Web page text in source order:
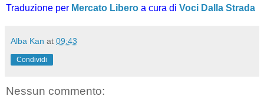
Traduzione per Mercato Libero a cura di Voci Dalla Strada
Alba Kan at 09:43
Condividi
Nessun commento: